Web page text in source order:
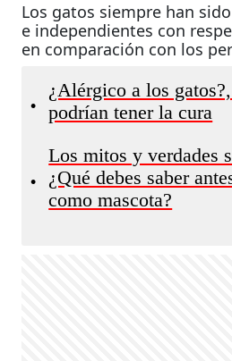
Los gatos siempre han
e independientes con
en comparación con los
•
¿Alérgico a los
podrían tener la cura
•
Los mitos y verdades
¿Qué debes saber
como mascota?